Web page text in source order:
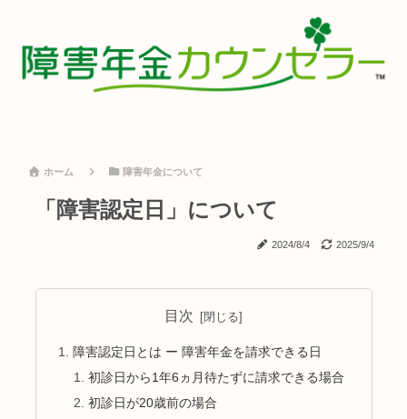
ホーム 障害年金について
「障害認定日」について
2024/8/4 2025/9/4
目次
障害認定日とは ー 障害年金を請求できる日
初診日から1年6ヵ月待たずに請求できる場合
初診日が20歳前の場合